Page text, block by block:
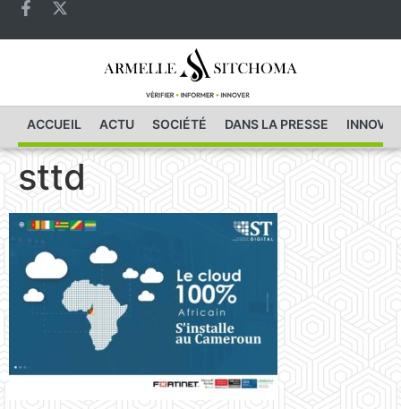
ACCUEIL ACTU SOCIÉTÉ DANS LA PRESSE
sttd